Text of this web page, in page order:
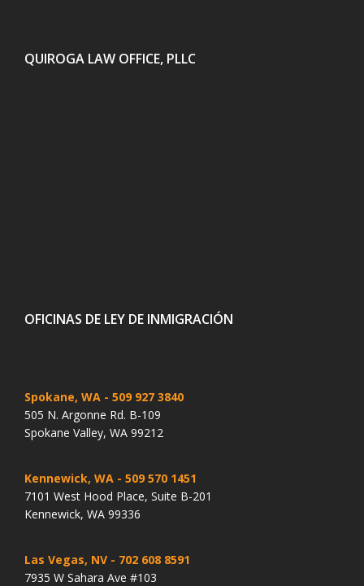
QUIROGA LAW OFFICE, PLLC
OFICINAS DE LEY DE INMIGRACIÓN
Spokane, WA - 509 927 3840
505 N. Argonne Rd. B-109
Spokane Valley, WA 99212
Kennewick, WA - 509 570 1451
7101 West Hood Place, Suite B-201
Kennewick, WA 99336
Las Vegas, NV - 702 608 8591
7935 W Sahara Ave #103